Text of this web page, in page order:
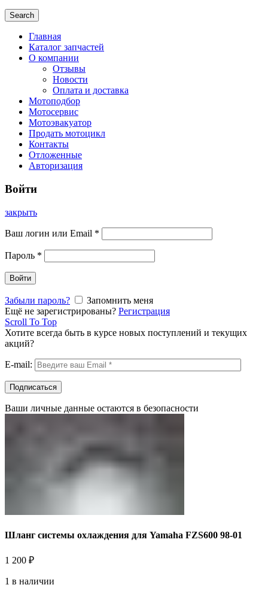
Search
Главная
Каталог запчастей
О компании
Отзывы
Новости
Оплата и доставка
Мотоподбор
Мотосервис
Мотоэвакуатор
Продать мотоцикл
Контакты
Отложенные
Авторизация
Войти
закрыть
Ваш логин или Email *
Пароль *
Войти
Забыли пароль?
Запомнить меня
Ещё не зарегистрированы? Регистрация
Scroll To Top
Хотите всегда быть в курсе новых поступлений и текущих
акций?
E-mail:
Ваши личные данные остаются в безопасности
Шланг системы охлаждения для Yamaha FZS600 98-01
1 200 ₽
1 в наличии